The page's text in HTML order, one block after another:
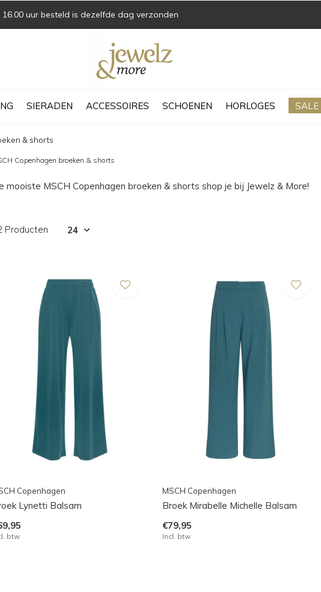
SIERADEN ACCESSOIRES SCHOENEN HORLOGES SALE
uur besteld is dezelfde dag verzonden
& shorts
Copenhagen broeken & shorts
mooiste MSCH Copenhagen broeken & shorts shop je bij Jewelz & More!
Producten
Copenhagen
Lynetti Balsam
btw
MSCH Copenhagen
Broek Mirabelle Michelle Balsam
€79,95
Incl. btw